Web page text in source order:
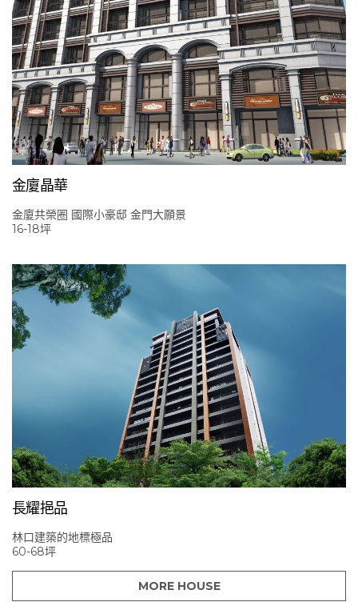
金廈晶華
金廈共榮圈 國際小豪邸 金門大願景
16-18坪
長耀挹品
林口建築的地標極品
60-68坪
MORE HOUSE